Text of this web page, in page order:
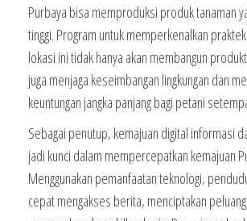
Purbaya bisa memproduksi produk tanaman
tinggi. Program untuk memperkenalkan
lokasi ini tidak hanya akan membangun
juga menjaga keseimbangan lingkungan dan
keuntungan jangka panjang bagi petani
Sebagai penutup, kemajuan digital informasi
jadi kunci dalam mempercepatkan kemajuan
Menggunakan pemanfaatan teknologi,
cepat mengakses berita, menciptakan